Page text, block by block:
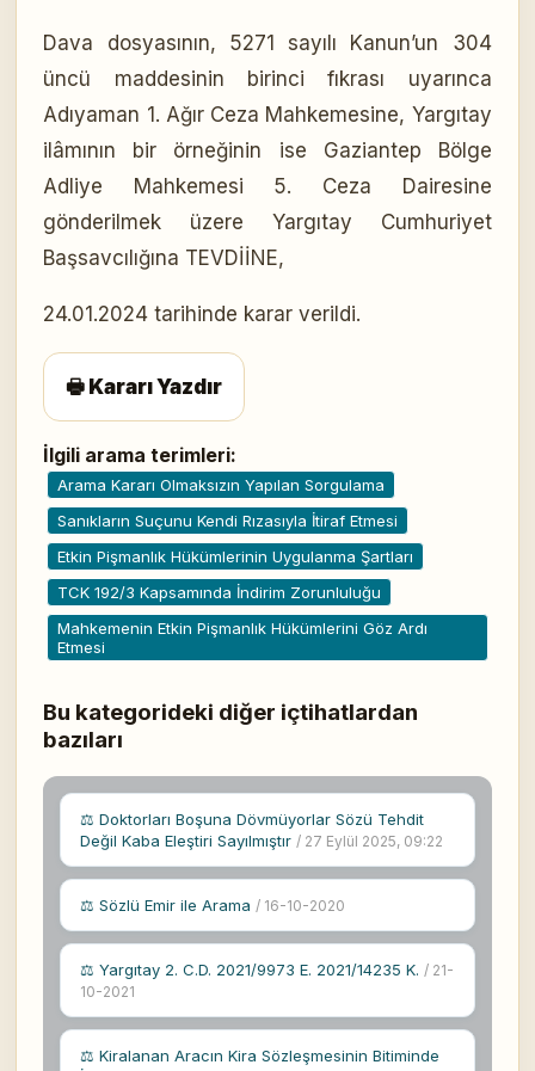
Dava dosyasının, 5271 sayılı Kanun’un 304
üncü maddesinin birinci fıkrası uyarınca
Adıyaman 1. Ağır Ceza Mahkemesine, Yargıtay
ilâmının bir örneğinin ise Gaziantep Bölge
Adliye Mahkemesi 5. Ceza Dairesine
gönderilmek üzere Yargıtay Cumhuriyet
Başsavcılığına TEVDİİNE,
24.01.2024 tarihinde karar verildi.
🖶 Kararı Yazdır
İlgili arama terimleri:
Arama Kararı Olmaksızın Yapılan Sorgulama
Sanıkların Suçunu Kendi Rızasıyla İtiraf Etmesi
Etkin Pişmanlık Hükümlerinin Uygulanma Şartları
TCK 192/3 Kapsamında İndirim Zorunluluğu
Mahkemenin Etkin Pişmanlık Hükümlerini Göz Ardı
Etmesi
Bu kategorideki diğer içtihatlardan
bazıları
⚖ Doktorları Boşuna Dövmüyorlar Sözü Tehdit
Değil Kaba Eleştiri Sayılmıştır / 27 Eylül 2025, 09:22
⚖ Sözlü Emir ile Arama / 16-10-2020
⚖ Yargıtay 2. C.D. 2021/9973 E. 2021/14235 K. / 21-
10-2021
⚖ Kiralanan Aracın Kira Sözleşmesinin Bitiminde